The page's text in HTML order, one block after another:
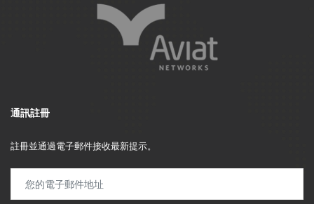
通訊註冊
註冊並通過電子郵件接收最新提示。